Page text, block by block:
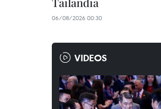
06/08/2026 00:30
VIDEOS